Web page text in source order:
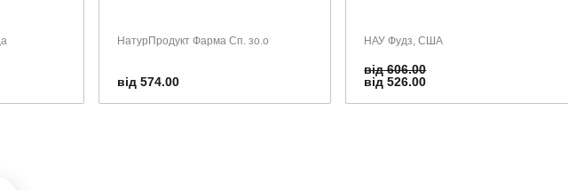
НатурПродукт Фарма Сп. зо.о
від 574.00
НАУ Фудз, США
від 606.00
від 526.00